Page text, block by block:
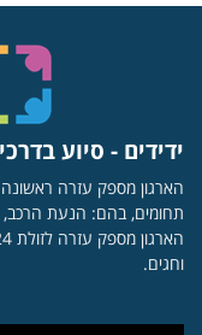
ידידים - סיוע
הארגון מספק עזרה
תחומים, בהם: הנעת הרכב,
וחגים.